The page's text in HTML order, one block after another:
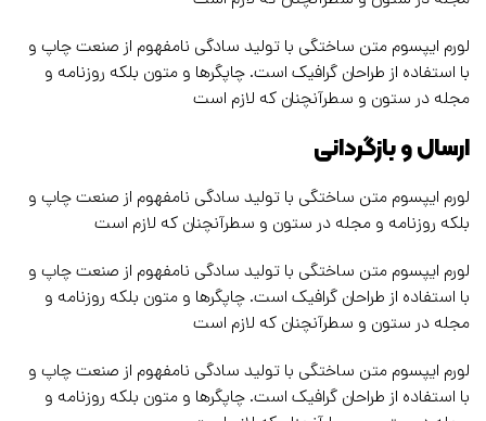
لورم ایپسوم متن ساختگی با تولید سادگی نامفهوم از صنعت چاپ و
با استفاده از طراحان گرافیک است. چاپگرها و متون بلکه روزنامه و
مجله در ستون و سطرآنچنان که لازم است
ارسال و بازگردانی
لورم ایپسوم متن ساختگی با تولید سادگی نامفهوم از صنعت چاپ و
بلکه روزنامه و مجله در ستون و سطرآنچنان که لازم است
لورم ایپسوم متن ساختگی با تولید سادگی نامفهوم از صنعت چاپ و
با استفاده از طراحان گرافیک است. چاپگرها و متون بلکه روزنامه و
مجله در ستون و سطرآنچنان که لازم است
لورم ایپسوم متن ساختگی با تولید سادگی نامفهوم از صنعت چاپ و
با استفاده از طراحان گرافیک است. چاپگرها و متون بلکه روزنامه و